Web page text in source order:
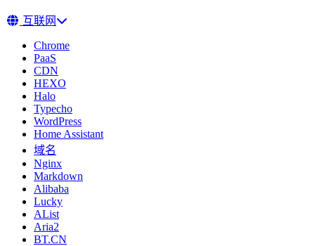
互联网
Chrome
PaaS
CDN
HEXO
Halo
Typecho
WordPress
Home Assistant
域名
Nginx
Markdown
Alibaba
Lucky
AList
Aria2
BT.CN